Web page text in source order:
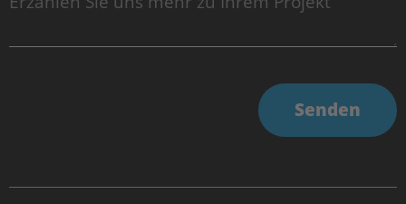
Senden